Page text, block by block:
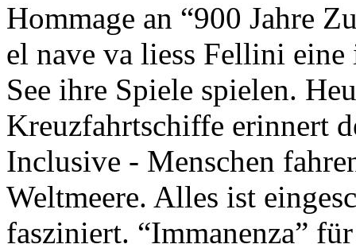
Hommage an “900 Jahre
el nave va liess Fellini
See ihre Spiele spielen.
Kreuzfahrtschiffe erinnert
Inclusive - Menschen
Weltmeere. Alles ist
fasziniert. “Immanenza”